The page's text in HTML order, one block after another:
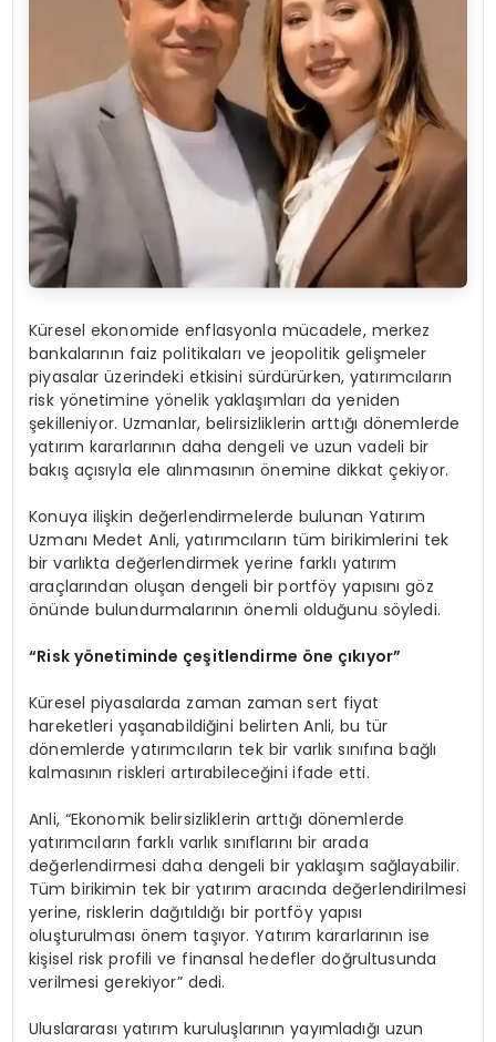
Küresel ekonomide enflasyonla mücadele, merkez
bankalarının faiz politikaları ve jeopolitik gelişmeler
piyasalar üzerindeki etkisini sürdürürken, yatırımcıların
risk yönetimine yönelik yaklaşımları da yeniden
şekilleniyor. Uzmanlar, belirsizliklerin arttığı dönemlerde
yatırım kararlarının daha dengeli ve uzun vadeli bir
bakış açısıyla ele alınmasının önemine dikkat çekiyor.
Konuya ilişkin değerlendirmelerde bulunan Yatırım
Uzmanı Medet Anli, yatırımcıların tüm birikimlerini tek
bir varlıkta değerlendirmek yerine farklı yatırım
araçlarından oluşan dengeli bir portföy yapısını göz
önünde bulundurmalarının önemli olduğunu söyledi.
“Risk yönetiminde çeşitlendirme öne çıkıyor”
Küresel piyasalarda zaman zaman sert fiyat
hareketleri yaşanabildiğini belirten Anli, bu tür
dönemlerde yatırımcıların tek bir varlık sınıfına bağlı
kalmasının riskleri artırabileceğini ifade etti.
Anli, “Ekonomik belirsizliklerin arttığı dönemlerde
yatırımcıların farklı varlık sınıflarını bir arada
değerlendirmesi daha dengeli bir yaklaşım sağlayabilir.
Tüm birikimin tek bir yatırım aracında değerlendirilmesi
yerine, risklerin dağıtıldığı bir portföy yapısı
oluşturulması önem taşıyor. Yatırım kararlarının ise
kişisel risk profili ve finansal hedefler doğrultusunda
verilmesi gerekiyor” dedi.
Uluslararası yatırım kuruluşlarının yayımladığı uzun